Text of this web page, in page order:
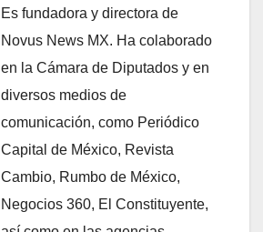
Es fundadora y directora de
Novus News MX. Ha colaborado
en la Cámara de Diputados y en
diversos medios de
comunicación, como Periódico
Capital de México, Revista
Cambio, Rumbo de México,
Negocios 360, El Constituyente,